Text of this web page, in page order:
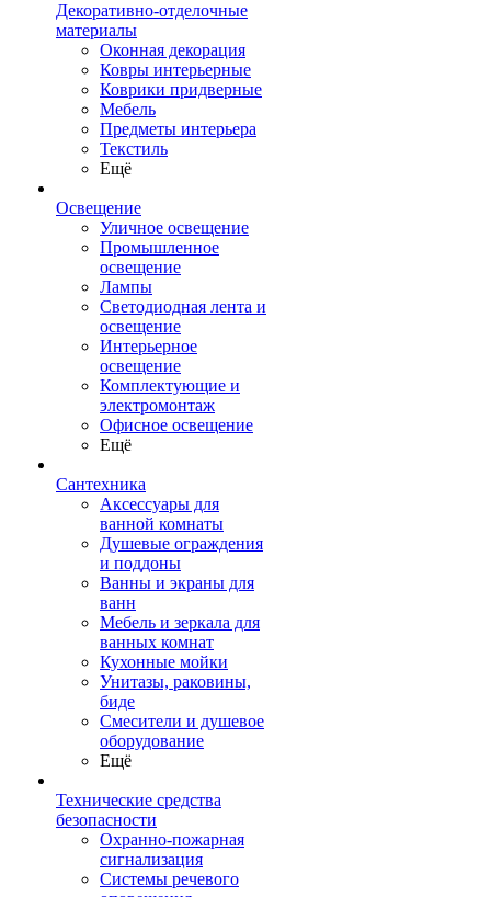
Декоративно-отделочные
материалы
Оконная декорация
Ковры интерьерные
Коврики придверные
Мебель
Предметы интерьера
Текстиль
Ещё
Освещение
Уличное освещение
Промышленное
освещение
Лампы
Светодиодная лента и
освещение
Интерьерное
освещение
Комплектующие и
электромонтаж
Офисное освещение
Ещё
Сантехника
Аксессуары для
ванной комнаты
Душевые ограждения
и поддоны
Ванны и экраны для
ванн
Мебель и зеркала для
ванных комнат
Кухонные мойки
Унитазы, раковины,
биде
Смесители и душевое
оборудование
Ещё
Технические средства
безопасности
Охранно-пожарная
сигнализация
Системы речевого